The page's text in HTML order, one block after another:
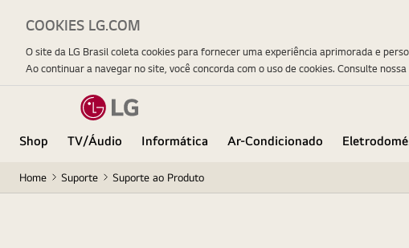
Shop TV/Áudio Informática Ar-Condicionado
Home Suporte Suporte ao Produto
COOKIES LG.COM
O site da LG Brasil coleta cookies para fornecer uma experiência aprimorada e
Ao continuar a navegar no site, você concorda com o uso de cookies. Consulte nossa